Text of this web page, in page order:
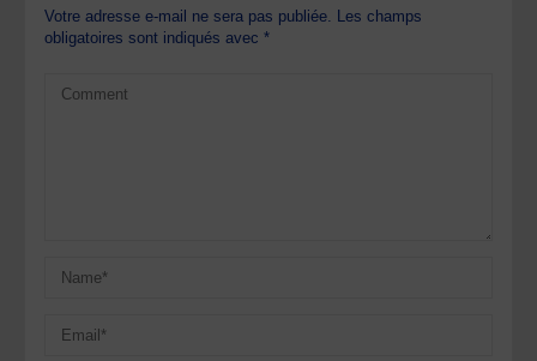
Votre adresse e-mail ne sera pas publiée. Les champs
obligatoires sont indiqués avec*